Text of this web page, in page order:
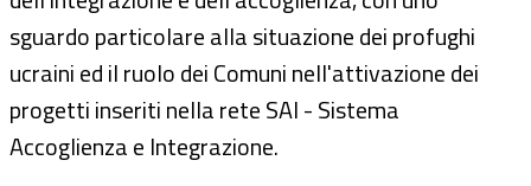
sguardo particolare alla situazione dei profughi
ucraini ed il ruolo dei Comuni nell'attivazione dei
progetti inseriti nella rete SAI - Sistema
Accoglienza e Integrazione.